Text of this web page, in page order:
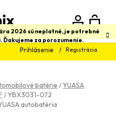
2026 sú neplatné, je potrebné
za porozumenie.
Prihlásenie Registrácia
Hľadať
batérie /YUASA
/YBX3031-072
autobatéria